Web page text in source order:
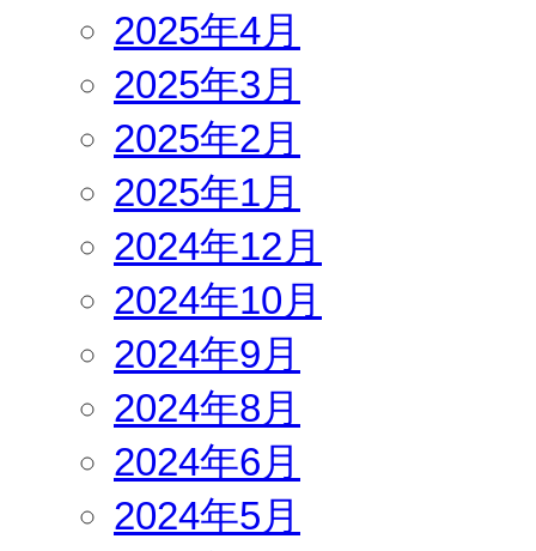
2025年4月
2025年3月
2025年2月
2025年1月
2024年12月
2024年10月
2024年9月
2024年8月
2024年6月
2024年5月